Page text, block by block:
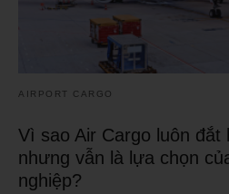
AIRPORT CARGO
Vì sao Air Cargo luôn
nhưng vẫn là lựa chọn
nghiệp?